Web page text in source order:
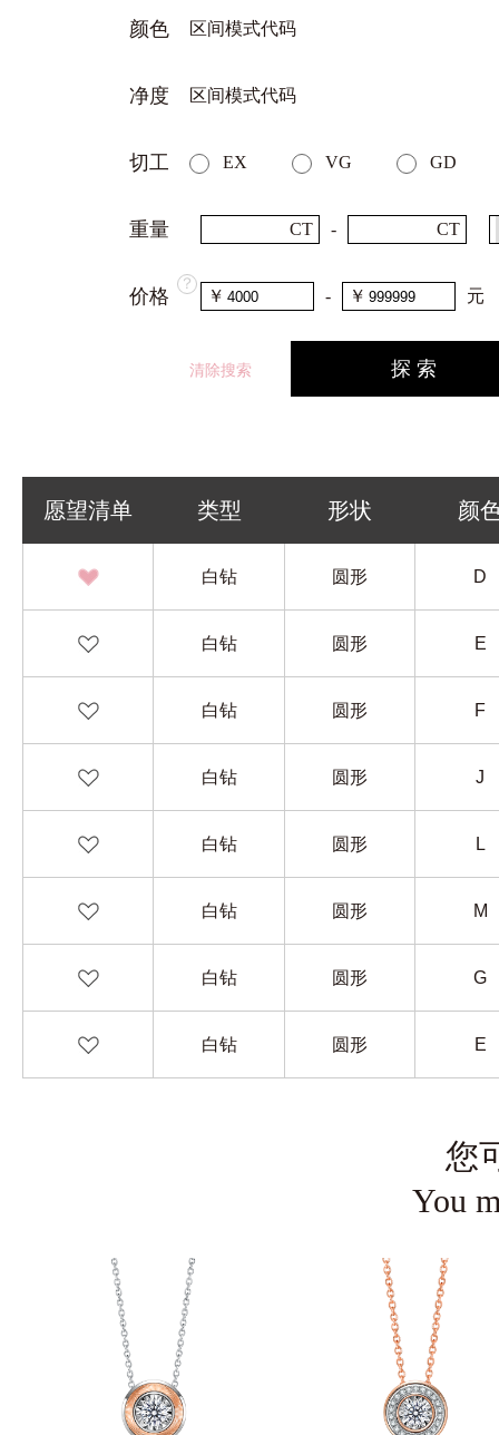
颜色 区间模式代码
净度 区间模式代码
切工 EX VG GD
重量 CT - CT
价格
？
￥ - ￥ 元
清除搜索 探 索
愿望清单 类型 形状 颜
白钻 圆形 D
白钻 圆形 E
白钻 圆形 F
白钻 圆形 J
白钻 圆形 L
白钻 圆形 M
白钻 圆形 G
白钻 圆形 E
您
You